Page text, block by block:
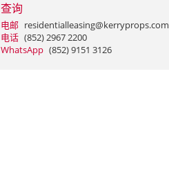
查询
电邮 residentialleasing@kerryprops.com
电话 (852) 2967 2200
WhatsApp (852) 9151 3126